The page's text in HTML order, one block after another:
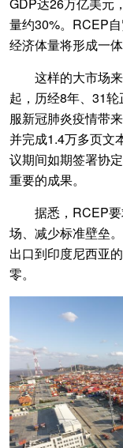
量约30%。RCEP
经济体量将形成一体
这样的大市场来
起，历经8年、31
服新冠肺炎疫情带
并完成1.4万多页文
议期间如期签署协
重要的成果。
据悉，RCEP要
场、减少标准壁垒
出口到印度尼西亚
零。